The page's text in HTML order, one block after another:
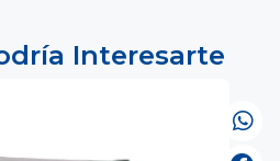
Interesarte